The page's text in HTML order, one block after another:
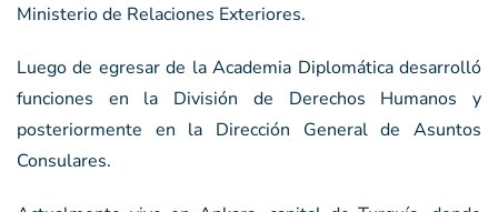
Ministerio de Relaciones Exteriores.
Luego de egresar de la Academia Diplomática desarrolló
funciones en la División de Derechos Humanos y
posteriormente en la Dirección General de Asuntos
Consulares.